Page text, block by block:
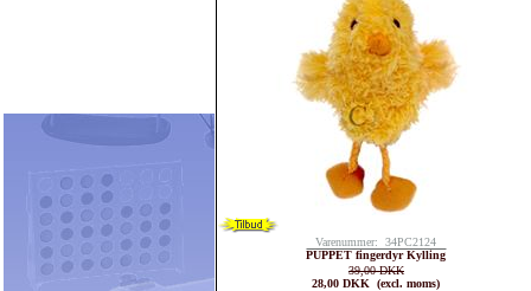
Varenummer: 34PC2124
PUPPET fingerdyr Kylling
39,00 DKK
28,00 DKK (excl. moms)